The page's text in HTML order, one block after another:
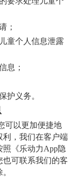
；
童个人信息泄露
息；
护义务。
可以更加便捷地
利，我们在客户端
《乐动力App隐
可联系我们的客